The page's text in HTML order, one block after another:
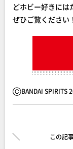
どホビー好きには
ぜひご覧ください！
ⒸBANDAI SPIRITS
この記